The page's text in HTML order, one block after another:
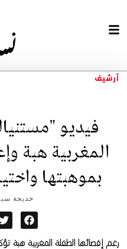
أرشيف
فيديو
المغربية هبة
بموهبتها
خديجة
رغم إقصائها الطفلة المغربية هبة